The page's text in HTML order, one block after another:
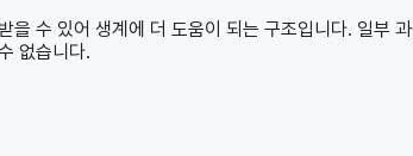
을 수 있어 생계에 더 도움이 되는 구조입니다. 일부
없습니다.